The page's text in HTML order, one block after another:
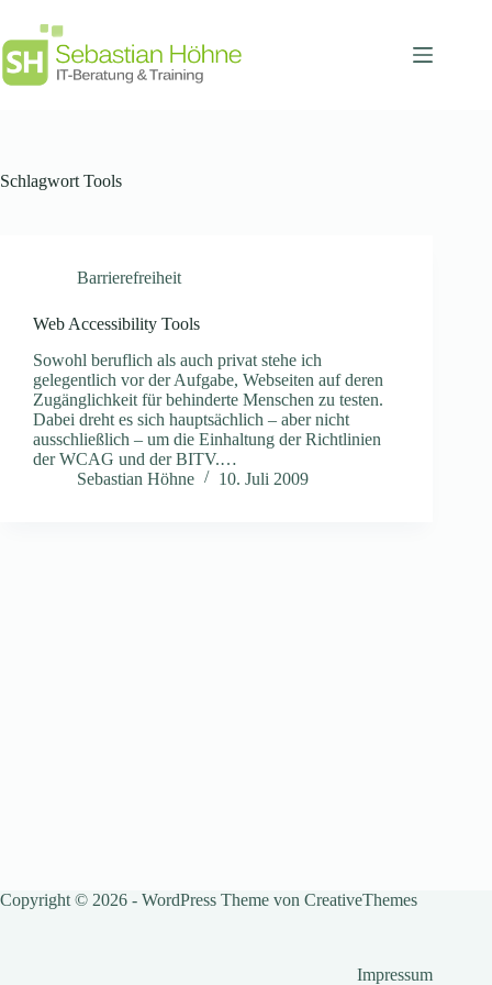
springen
Schlagwort Tools
Barrierefreiheit
Web Accessibility Tools
Sowohl beruflich als auch privat stehe ich
gelegentlich vor der Aufgabe, Webseiten auf deren
Zugänglichkeit für behinderte Menschen zu testen.
Dabei dreht es sich hauptsächlich – aber nicht
ausschließlich – um die Einhaltung der Richtlinien
der WCAG und der BITV.…
Sebastian Höhne
10. Juli 2009
Copyright © 2026 - WordPress Theme von CreativeThemes
Impressum